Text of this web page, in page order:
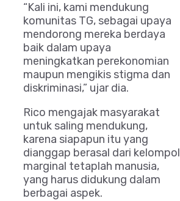
“Kali ini, kami mendukung
komunitas TG, sebagai upaya
mendorong mereka berdaya
baik dalam upaya
meningkatkan perekonomian
maupun mengikis stigma dan
diskriminasi,” ujar dia.
Rico mengajak masyarakat
untuk saling mendukung,
karena siapapun itu yang
dianggap berasal dari kelompol
marginal tetaplah manusia,
yang harus didukung dalam
berbagai aspek.